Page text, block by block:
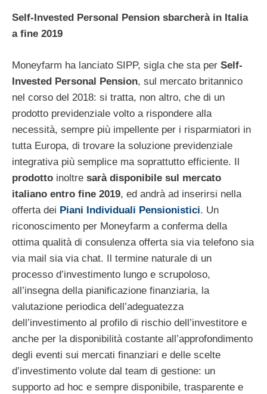
Self-Invested Personal Pension sbarcherà in Italia
a fine 2019
Moneyfarm ha lanciato SIPP, sigla che sta per Self-
Invested Personal Pension, sul mercato britannico
nel corso del 2018: si tratta, non altro, che di un
prodotto previdenziale volto a rispondere alla
necessità, sempre più impellente per i risparmiatori in
tutta Europa, di trovare la soluzione previdenziale
integrativa più semplice ma soprattutto efficiente. Il
prodotto inoltre sarà disponibile sul mercato
italiano entro fine 2019, ed andrà ad inserirsi nella
offerta dei Piani Individuali Pensionistici. Un
riconoscimento per Moneyfarm a conferma della
ottima qualità di consulenza offerta sia via telefono sia
via mail sia via chat. Il termine naturale di un
processo d’investimento lungo e scrupoloso,
all’insegna della pianificazione finanziaria, la
valutazione periodica dell’adeguatezza
dell’investimento al profilo di rischio dell’investitore e
anche per la disponibilità costante all’approfondimento
degli eventi sui mercati finanziari e delle scelte
d’investimento volute dal team di gestione: un
supporto ad hoc e sempre disponibile, trasparente e